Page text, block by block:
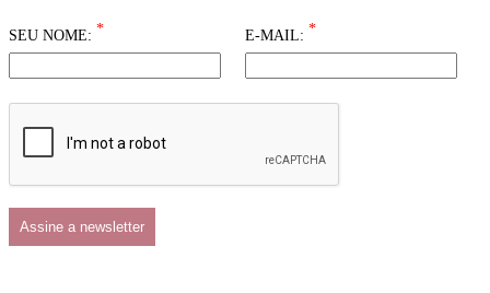
SEU NOME: * E-MAIL: *